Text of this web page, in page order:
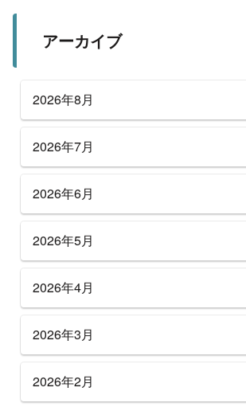
アーカイブ
2026年8月
2026年7月
2026年6月
2026年5月
2026年4月
2026年3月
2026年2月